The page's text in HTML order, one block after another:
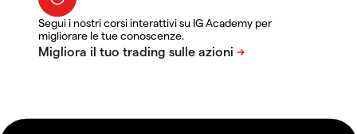
Segui i nostri corsi interattivi su IG Academy per
migliorare le tue conoscenze.